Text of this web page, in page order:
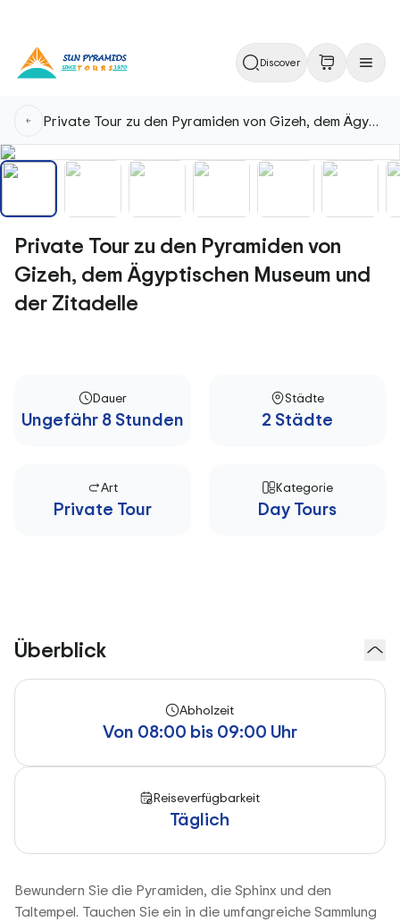
Discover
Private Tour zu den Pyramiden von Gizeh, dem Ägyptischen Museum und der Zitadelle
Private Tour zu den Pyramiden von
Gizeh, dem Ägyptischen Museum und
der Zitadelle
Dauer
Ungefähr 8 Stunden
Städte
2 Städte
Art
Private Tour
Kategorie
Day Tours
Überblick
Abholzeit
Von 08:00 bis 09:00 Uhr
Reiseverfügbarkeit
Täglich
Bewundern Sie die Pyramiden, die Sphinx und den
Taltempel. Tauchen Sie ein in die umfangreiche Sammlung